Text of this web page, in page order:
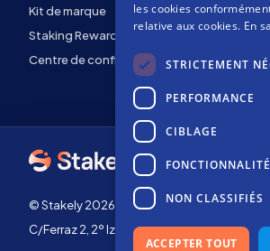
Kit de marque
Staking Rewards
Centre de confidentialité
© Stakely 2026 | Stakely, S.L. | NIF B72551682
C/Ferraz 2, 2º Izq, 28008, Madrid, Espagne
les cookies
relative aux cookies. En
STRICTEMENT
PERFORMANCE
CIBLAGE
FONCTIONNALITÉ
NON CLASSIFIÉS
ACCEPTER TOUT